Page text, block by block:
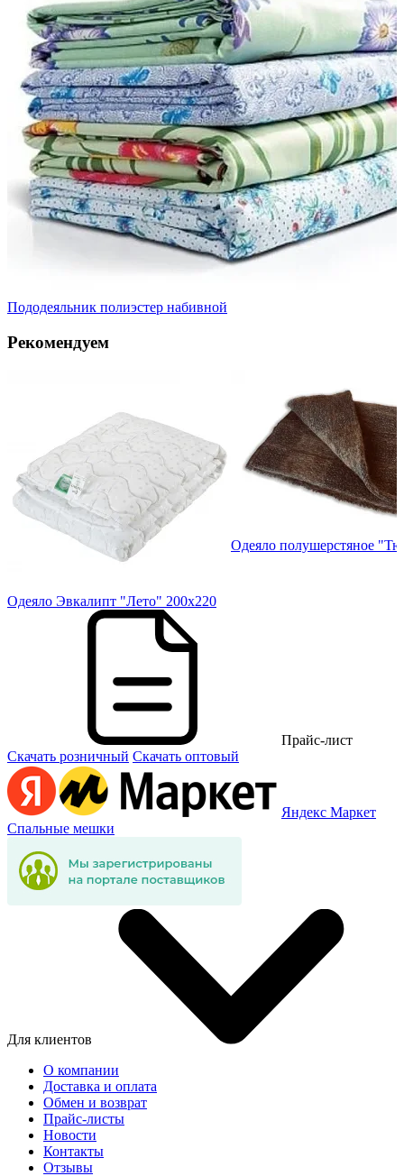
Пододеяльник полиэстер набивной
Рекомендуем
Одеяло Эвкалипт "Лето" 200х220
Одеяло полушерстяное
Прайс-лист
Скачать розничный Скачать оптовый
Яндекс Маркет
Спальные мешки
Для клиентов
О компании
Доставка и оплата
Обмен и возврат
Прайс-листы
Новости
Контакты
Отзывы